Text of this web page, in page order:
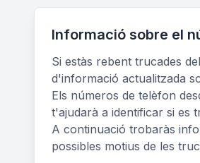
Informació sobre el
Si estàs rebent trucades
d'informació actualitzada
Els números de telèfon
t'ajudarà a identificar si es
A continuació trobaràs
possibles motius de les